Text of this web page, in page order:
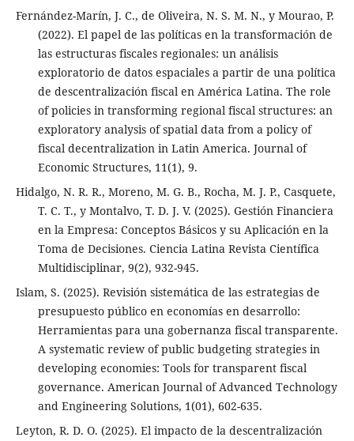
Fernández-Marín, J. C., de Oliveira, N. S. M. N., y Mourao, P.
(2022). El papel de las políticas en la transformación de
las estructuras fiscales regionales: un análisis
exploratorio de datos espaciales a partir de una política
de descentralización fiscal en América Latina. The role
of policies in transforming regional fiscal structures: an
exploratory analysis of spatial data from a policy of
fiscal decentralization in Latin America. Journal of
Economic Structures, 11(1), 9.
Hidalgo, N. R. R., Moreno, M. G. B., Rocha, M. J. P., Casquete,
T. C. T., y Montalvo, T. D. J. V. (2025). Gestión Financiera
en la Empresa: Conceptos Básicos y su Aplicación en la
Toma de Decisiones. Ciencia Latina Revista Científica
Multidisciplinar, 9(2), 932-945.
Islam, S. (2025). Revisión sistemática de las estrategias de
presupuesto público en economías en desarrollo:
Herramientas para una gobernanza fiscal transparente.
A systematic review of public budgeting strategies in
developing economies: Tools for transparent fiscal
governance. American Journal of Advanced Technology
and Engineering Solutions, 1(01), 602-635.
Leyton, R. D. O. (2025). El impacto de la descentralización